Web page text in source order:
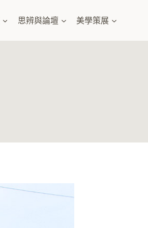
思辨與論壇 美學策展